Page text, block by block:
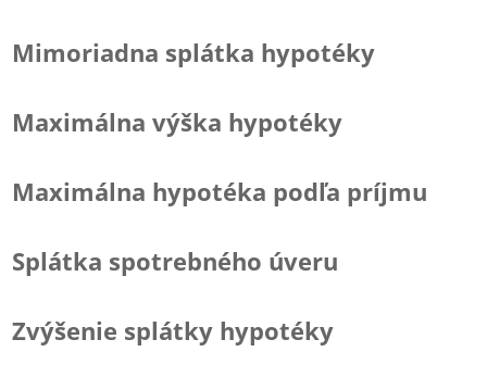
Mimoriadna splátka hypotéky
Maximálna výška hypotéky
Maximálna hypotéka podľa príjmu
Splátka spotrebného úveru
Zvýšenie splátky hypotéky